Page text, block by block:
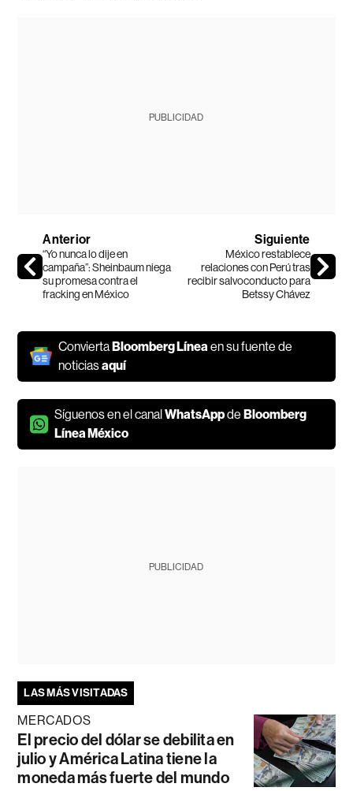
PUBLICIDAD
Anterior
“Yo nunca lo dije en
campaña”: Sheinbaum niega
su promesa contra el
fracking en México
Siguiente
México restablece
relaciones con Perú tras
recibir salvoconducto para
Betssy Chávez
ConviertaBloomberg Línea en su fuente de
noticiasaquí
Síguenos en el canalWhatsAppdeBloomberg
Línea México
PUBLICIDAD
LAS MÁS VISITADAS
MERCADOS
El precio del dólar se debilita en
julio y América Latina tiene la
moneda más fuerte del mundo